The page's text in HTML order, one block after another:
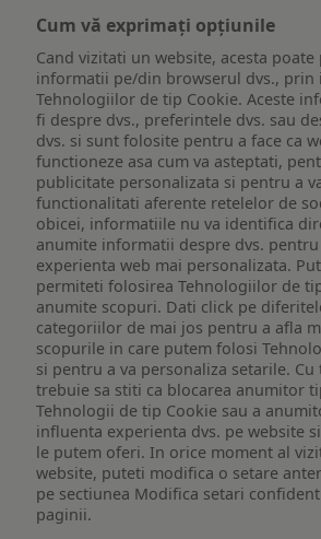
Cum vă exprimați opțiunile
Cand vizitati un website, acesta poate
informatii pe/din browserul dvs., prin
Tehnologiilor de tip Cookie. Aceste
fi despre dvs., preferintele dvs. sau
dvs. si sunt folosite pentru a face ca
functioneze asa cum va asteptati,
publicitate personalizata si pentru a
functionalitati aferente retelelor de
obicei, informatiile nu va identifica
anumite informatii despre dvs.
experienta web mai personalizata.
permiteti folosirea Tehnologiilor de
anumite scopuri. Dati click pe
categoriilor de mai jos pentru a afla
scopurile in care putem folosi
si pentru a va personaliza setarile. Cu
trebuie sa stiti ca blocarea anumitor
Tehnologii de tip Cookie sau a
influenta experienta dvs. pe website
le putem oferi. In orice moment al
website, puteti modifica o setare
pe sectiunea Modifica setari
paginii.